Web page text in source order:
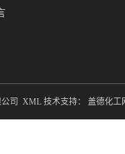
司 XML 技术支持： 盖德化工